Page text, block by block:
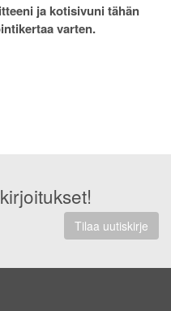
ja kotisivuni tähän
varten.
Tilaa uutiskirje